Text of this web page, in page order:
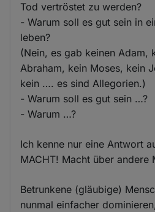
Tod vertröstet zu werden?
- Warum soll es gut sein in
leben?
(Nein, es gab keinen Adam,
Abraham, kein Moses, kein
kein …. es sind Allegorien.)
- Warum soll es gut sein …?
- Warum …?
Ich kenne nur eine Antwort
MACHT! Macht über andere
Betrunkene (gläubige)
nunmal einfacher